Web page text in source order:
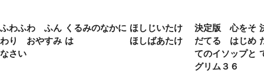
ふわふわ ふん
わり おやすみ
なさい
くるみのなかに
は
ほしじいたけ
ほしばあたけ
決定版 心をそ
だてる はじめ
てのイソップと
グリム３６